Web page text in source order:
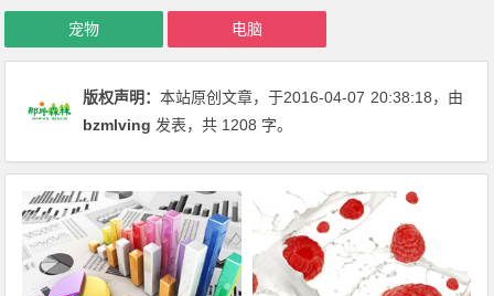
宠物 电脑
版权声明：本站原创文章，于2016-04-07 20:38:18，由
bzmlving 发表，共 1208 字。